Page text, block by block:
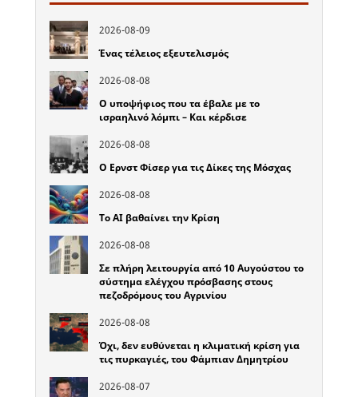
2026-08-09
Ένας τέλειος εξευτελισμός
2026-08-08
Ο υποψήφιος που τα έβαλε με το
ισραηλινό λόμπι – Και κέρδισε
2026-08-08
Ο Ερνστ Φίσερ για τις Δίκες της Μόσχας
2026-08-08
Το ΑΙ βαθαίνει την Κρίση
2026-08-08
Σε πλήρη λειτουργία από 10 Αυγούστου το
σύστημα ελέγχου πρόσβασης στους
πεζοδρόμους του Αγρινίου
2026-08-08
Όχι, δεν ευθύνεται η κλιματική κρίση για
τις πυρκαγιές, του Φάμπιαν Δημητρίου
2026-08-07